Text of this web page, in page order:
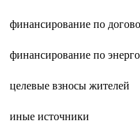
финансирование по
финансирование по
целевые взносы жителей
иные источники